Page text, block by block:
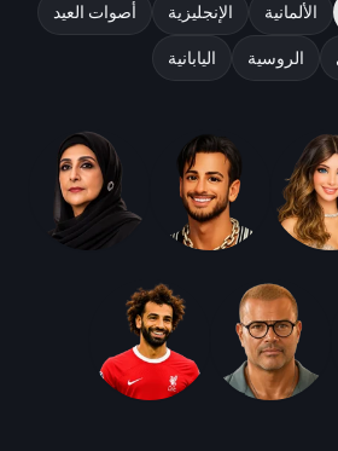
أصوات العيد الإنجليزية الألمانية
اليابانية الروسية